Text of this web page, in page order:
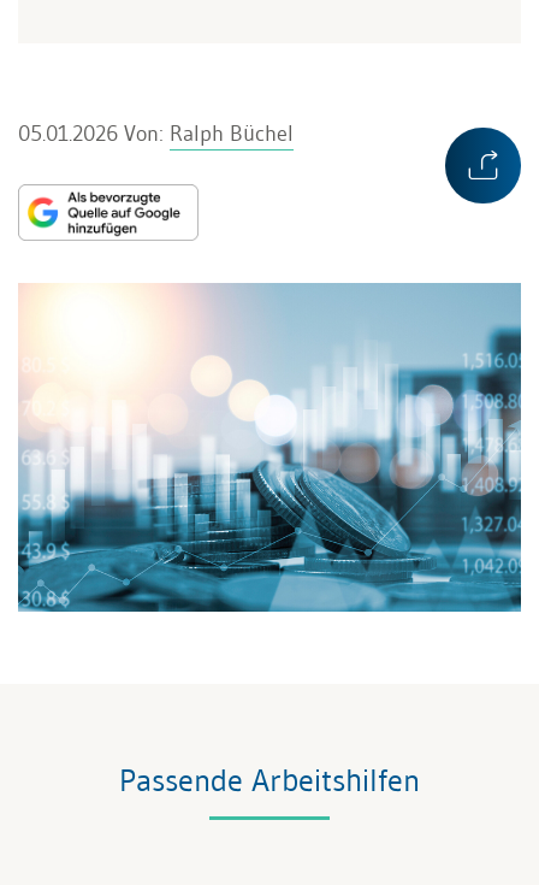
05.01.2026 Von: Ralph Büchel
Passende Arbeitshilfen